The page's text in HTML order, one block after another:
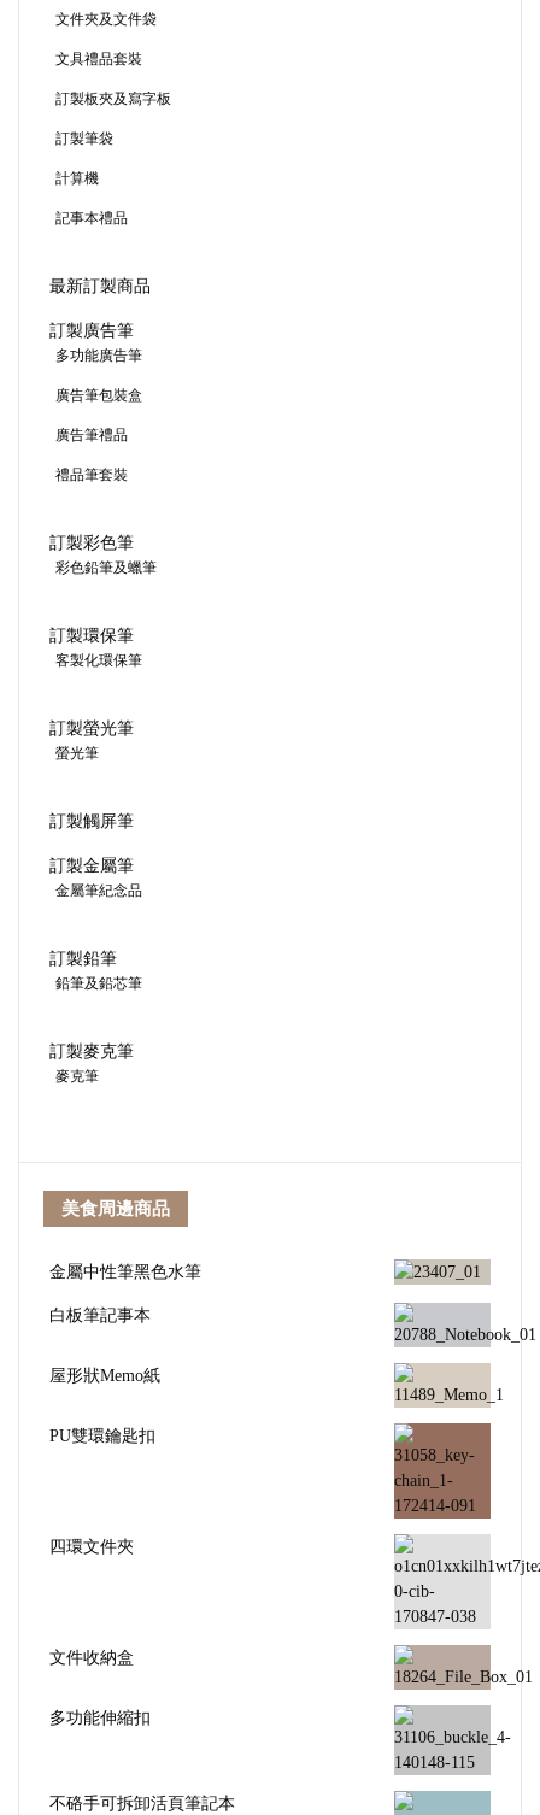
文件夾及文件袋
文具禮品套裝
訂製板夾及寫字板
訂製筆袋
計算機
記事本禮品
最新訂製商品
訂製廣告筆
多功能廣告筆
廣告筆包裝盒
廣告筆禮品
禮品筆套裝
訂製彩色筆
彩色鉛筆及蠟筆
訂製環保筆
客製化環保筆
訂製螢光筆
螢光筆
訂製觸屏筆
訂製金屬筆
金屬筆紀念品
訂製鉛筆
鉛筆及鉛芯筆
訂製麥克筆
麥克筆
美食周邊商品
金屬中性筆黑色水筆
白板筆記事本
屋形狀Memo紙
PU雙環鑰匙扣
四環文件夾
文件收納盒
多功能伸縮扣
不硌手可拆卸活頁筆記本